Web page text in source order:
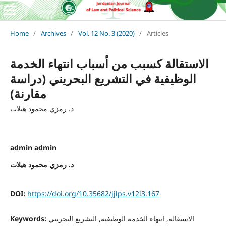
Home / Archives / Vol. 12 No. 3 (2020) / Articles
الاستقالة كسبب من أسباب انتهاء الخدمة
الوظيفية في التشريع البحريني (دراسة
مقارنة)
د. رمزي محمود هيلات
admin admin
د. رمزي محمود هيلات
DOI: https://doi.org/10.35682/jjlps.v12i3.167
Keywords: الاستقالة, انتهاء الخدمة الوظيفية, التشريع البحريني